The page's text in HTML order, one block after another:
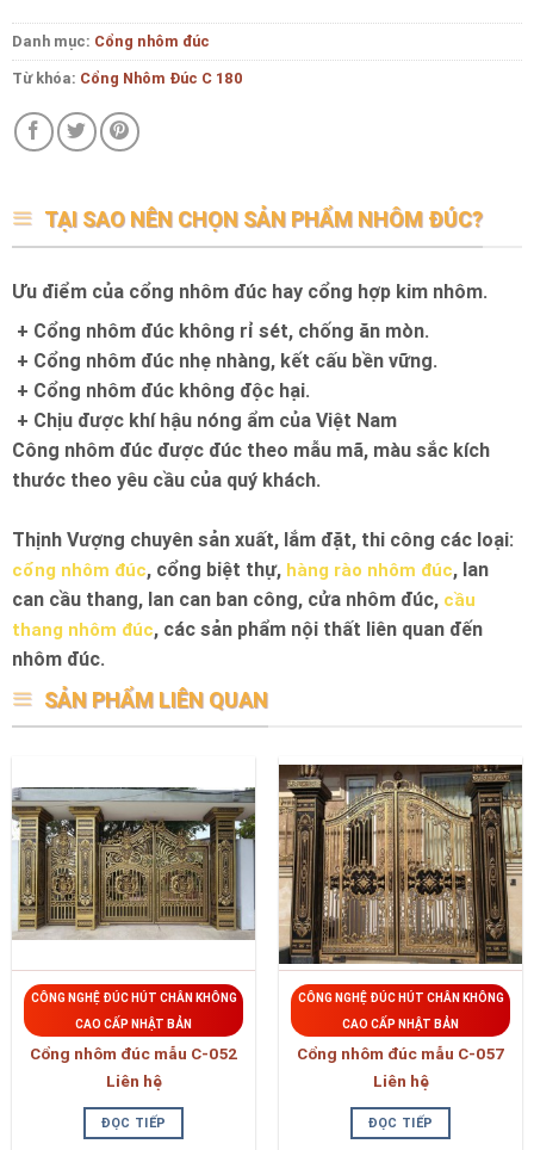
Danh mục: Cổng nhôm đúc
Từ khóa: Cổng Nhôm Đúc C 180
TẠI SAO NÊN CHỌN SẢN PHẨM NHÔM ĐÚC?
Ưu điểm của cổng nhôm đúc hay cổng hợp kim nhôm.
+ Cổng nhôm đúc không rỉ sét, chống ăn mòn.
+ Cổng nhôm đúc nhẹ nhàng, kết cấu bền vững.
+ Cổng nhôm đúc không độc hại.
+ Chịu được khí hậu nóng ẩm của Việt Nam
Công nhôm đúc được đúc theo mẫu mã, màu sắc kích
thước theo yêu cầu của quý khách.
Thịnh Vượng chuyên sản xuất, lắm đặt, thi công các loại:
cổng nhôm đúc, cổng biệt thự, hàng rào nhôm đúc, lan
can cầu thang, lan can ban công, cửa nhôm đúc, cầu
thang nhôm đúc, các sản phẩm nội thất liên quan đến
nhôm đúc.
SẢN PHẨM LIÊN QUAN
CÔNG NGHỆ ĐÚC HÚT CHÂN KHÔNG
CAO CẤP NHẬT BẢN
Cổng nhôm đúc mẫu C-052
Liên hệ
ĐỌC TIẾP
CÔNG NGHỆ ĐÚC HÚT CHÂN KHÔNG
CAO CẤP NHẬT BẢN
Cổng nhôm đúc mẫu C-057
Liên hệ
ĐỌC TIẾP